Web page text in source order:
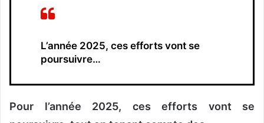
L’année 2025, ces efforts vont se
poursuivre…
Pour l’année 2025, ces efforts vont se